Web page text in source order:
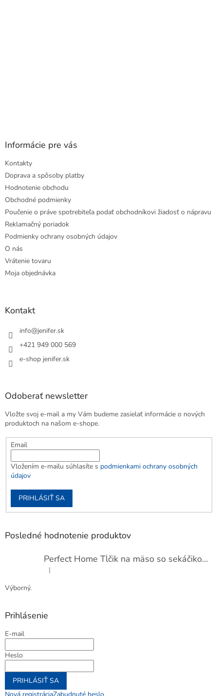
Informácie pre vás
Kontakty
Doprava a spôsoby platby
Hodnotenie obchodu
Obchodné podmienky
Poučenie o práve spotrebiteľa podať obchodníkovi žiadosť o nápravu
Reklamačný poriadok
Podmienky ochrany osobných údajov
O nás
Vrátenie tovaru
Moja objednávka
Kontakt
info@jenifer.sk
+421 949 000 569
e-shop jenifer.sk
Odoberať newsletter
Vložte svoj e-mail a my Vám budeme zasielať informácie o nových
produktoch na našom e-shope.
Email
Vložením e-mailu súhlasíte s podmienkami ochrany osobných
údajov
PRIHLÁSIŤ SA
Posledné hodnotenie produktov
Perfect Home Tĺčik na mäso so sekáčikom, 56893
Hodnotenie produktu je 5 z 5 hviezdičiek.
|
Výborný.
Prihlásenie
E-mail
Heslo
PRIHLÁSIŤ SA